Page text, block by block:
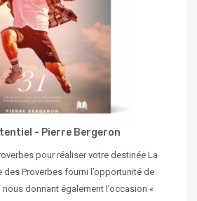
- Pierre Bergeron
pour réaliser votre destinée La
des Proverbes fourni l’opportunité de
donnant également l’occasion «